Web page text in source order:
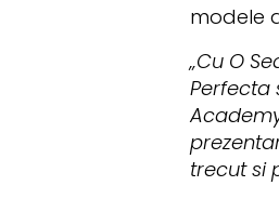
modele
„Cu O
Perfecta
trecut si